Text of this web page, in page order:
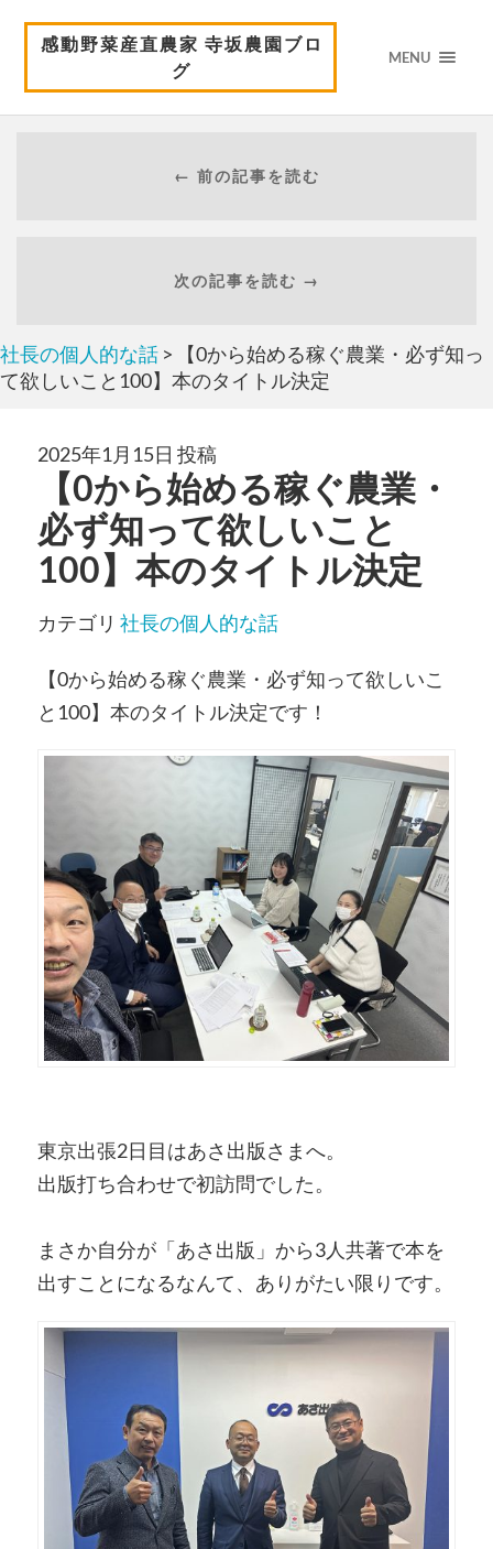
感動野菜産直農家 寺坂農園ブロ
グ
MENU
← 前の記事を読む
次の記事を読む →
社長の個人的な話 > 【0から始める稼ぐ農業・必ず知っ
て欲しいこと100】本のタイトル決定
2025年1月15日 投稿
【0から始める稼ぐ農業・
必ず知って欲しいこと
100】本のタイトル決定
カテゴリ 社長の個人的な話
【0から始める稼ぐ農業・必ず知って欲しいこ
と100】本のタイトル決定です！
東京出張2日目はあさ出版さまへ。
出版打ち合わせで初訪問でした。
まさか自分が「あさ出版」から3人共著で本を
出すことになるなんて、ありがたい限りです。